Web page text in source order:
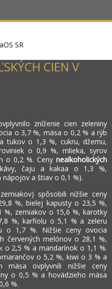
CIEN V
zníženie cien zeleniny
o 3,7 %, mäsa o 0,2 % a rýb
tukov o 1,3 %, cukru, džemu,
o 0,9 %, mlieka, syrov
o 0,2 %. Ceny nealkoholických
čaju a kakaa o 1,3 %,
a štiav o 0,1 %).
spôsobili nižšie ceny
%, bielej kapusty o 23,5 %,
%, zemiakov o 15,6 %, karotky
%, karfiolu o 5,1 % a zeleru
o 1,7 %. Nižšie ceny ovocia
červených melónov o 28,1 %,
2,5 % a mandarínok o 1,1 %.
o 5,2 %, kiwi o 3 % a
ovplyvnili nižšie ceny
o 0,5 % a hovädzieho mäsa
%.